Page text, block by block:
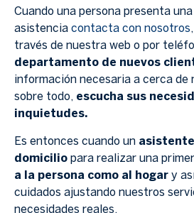
Cuando una persona presenta
asistencia contacta con nosotros
través de nuestra web o por
departamento de nuevos
información necesaria a cerca de
sobre todo, escucha sus
inquietudes.
Es entonces cuando un asistente
domicilio para realizar una
a la persona como al hogar y
cuidados ajustando nuestros
necesidades reales.